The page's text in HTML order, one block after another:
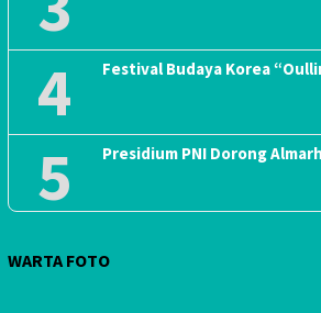
4 Festival Budaya Korea
5 Presidium PNI Dorong
WARTA FOTO